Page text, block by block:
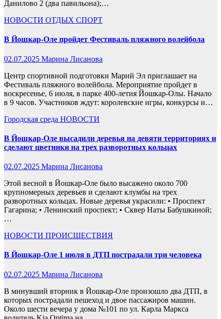
Данилово 2 (два павильона);…
НОВОСТИ ОТДЫХ СПОРТ
В Йошкар-Оле пройдет Фестиваль пляжного волейбола
02.07.2025 Марина Лисанова
Центр спортивной подготовки Марий Эл приглашает на
Фестиваль пляжного волейбола. Мероприятие пройдет в
воскресенье, 6 июля, в парке 400-летия Йошкар-Олы. Начало
в 9 часов. Участников ждут: королевские игры, конкурсы и…
Городская среда НОВОСТИ
В Йошкар-Оле высадили деревья на девяти территориях и
сделают цветники на трех разворотных кольцах
02.07.2025 Марина Лисанова
Этой весной в Йошкар-Оле было высажено около 700
крупномерных деревьев и сделают клумбы на трех
разворотных кольцах. Новые деревья украсили: • Проспект
Гагарина; • Ленинский проспект; • Сквер Наты Бабушкиной;
…
НОВОСТИ ПРОИСШЕСТВИЯ
В Йошкар-Оле 1 июля в ДТП пострадали три человека
02.07.2025 Марина Лисанова
В минувший вторник в Йошкар-Оле произошло два ДТП, в
которых пострадали пешеход и двое пассажиров машин.
Около шести вечера у дома №101 по ул. Карла Маркса